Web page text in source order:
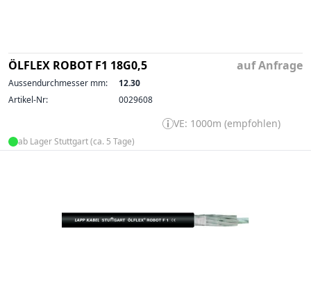
ÖLFLEX ROBOT F1 18G0,5 auf Anfrage
Aussendurchmesser mm:
12.30
Artikel-Nr:
0029608
VE: 1000m (empfohlen)
ab Lager Stuttgart (ca. 5 Tage)